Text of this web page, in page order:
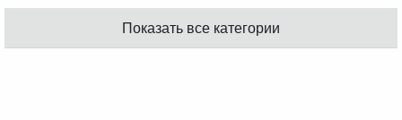
Показать все категории